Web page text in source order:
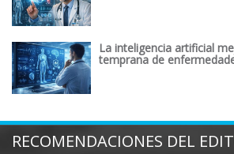
La inteligencia artificial
temprana de
RECOMENDACIONES DEL